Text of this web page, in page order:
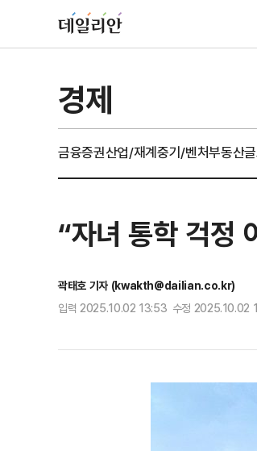
경제
금융증권산업/재계중기/벤처부동산
“자녀 통학 걱정
곽태호 기자 (kwakth@dailian.co.kr)
입력 2025.10.02 13:53 수정 2025.10.02